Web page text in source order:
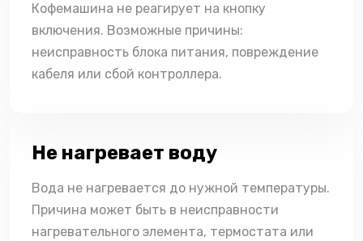
Кофемашина не реагирует на кнопку
включения. Возможные причины:
неисправность блока питания, повреждение
кабеля или сбой контроллера.
Не нагревает воду
Вода не нагревается до нужной температуры.
Причина может быть в неисправности
нагревательного элемента, термостата или